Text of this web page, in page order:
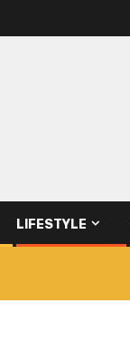
LIFESTYLE